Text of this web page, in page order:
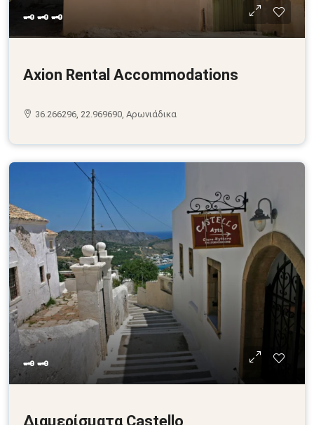
🗝 🗝 🗝
Axion Rental Accommodations
36.266296, 22.969690, Αρωνιάδικα
🗝 🗝
Διαμερίσματα Castello